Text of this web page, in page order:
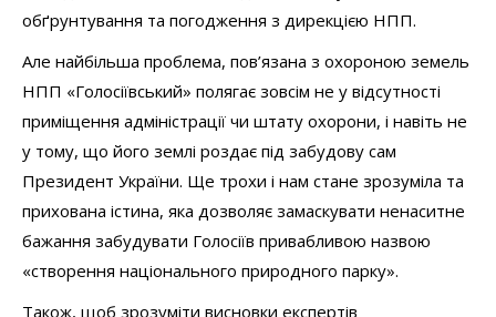
обґрунтування та погодження з дирекцією НПП.
Але найбільша проблема, пов’язана з охороною земель
НПП «Голосіївський» полягає зовсім не у відсутності
приміщення адміністрації чи штату охорони, і навіть не
у тому, що його землі роздає під забудову сам
Президент України. Ще трохи і нам стане зрозуміла та
прихована істина, яка дозволяє замаскувати ненаситне
бажання забудувати Голосіїв привабливою назвою
«створення національного природного парку».
Також, щоб зрозуміти висновки експертів